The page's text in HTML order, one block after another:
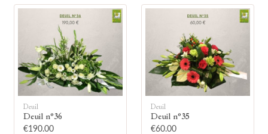
Deuil
Deuil n°36
€190.00
Deuil
Deuil n°35
€60.00